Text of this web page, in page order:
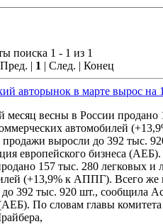
поиска 1 - 1 из 1
| 1 | След. | Конец
авторынок в марте вырос на
месяц весны в России продано
автомобилей
продажи выросли до 392 тыс.
европейского бизнеса
157 тыс. 280 легковых и
(+13,9% к АППГ). Всего же
392 тыс. 920 шт., сообщила
По словам главы